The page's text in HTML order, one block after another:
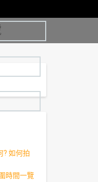
? 如何拍
時間一覽